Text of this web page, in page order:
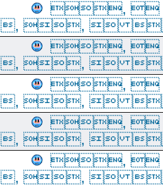
,
, , 
,
, , 
,
, , 
,
, , 
,
, , 